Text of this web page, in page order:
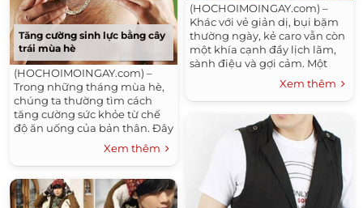
Tăng cường sinh lực bằng cây
trái mùa hè
(HOCHOIMOINGAY.com) –
Trong những tháng mùa hè,
chúng ta thường tìm cách
tăng cường sức khỏe từ chế
độ ăn uống của bản thân. Đây
là thời điểm có nhiều loại hoa
Xem thêm
(HOCHOIMOINGAY.com) –
Khác với vẻ giản dị, bụi bặm
thường ngày, kẻ caro vẫn còn
một khía cạnh đầy lịch lãm,
sành điệu và gợi cảm. Một
trong những xu hướng họa
Xem thêm